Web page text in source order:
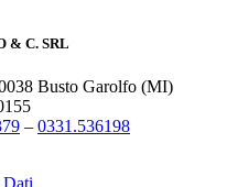
& C. SRL
Busto Garolfo (MI)
– 0331.536198
Dati